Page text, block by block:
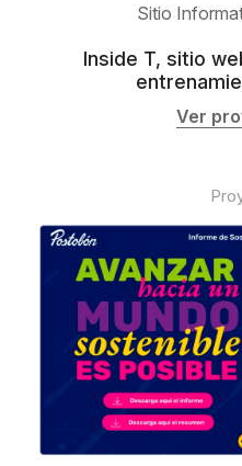
Sitio
Inside T, sitio
Ver